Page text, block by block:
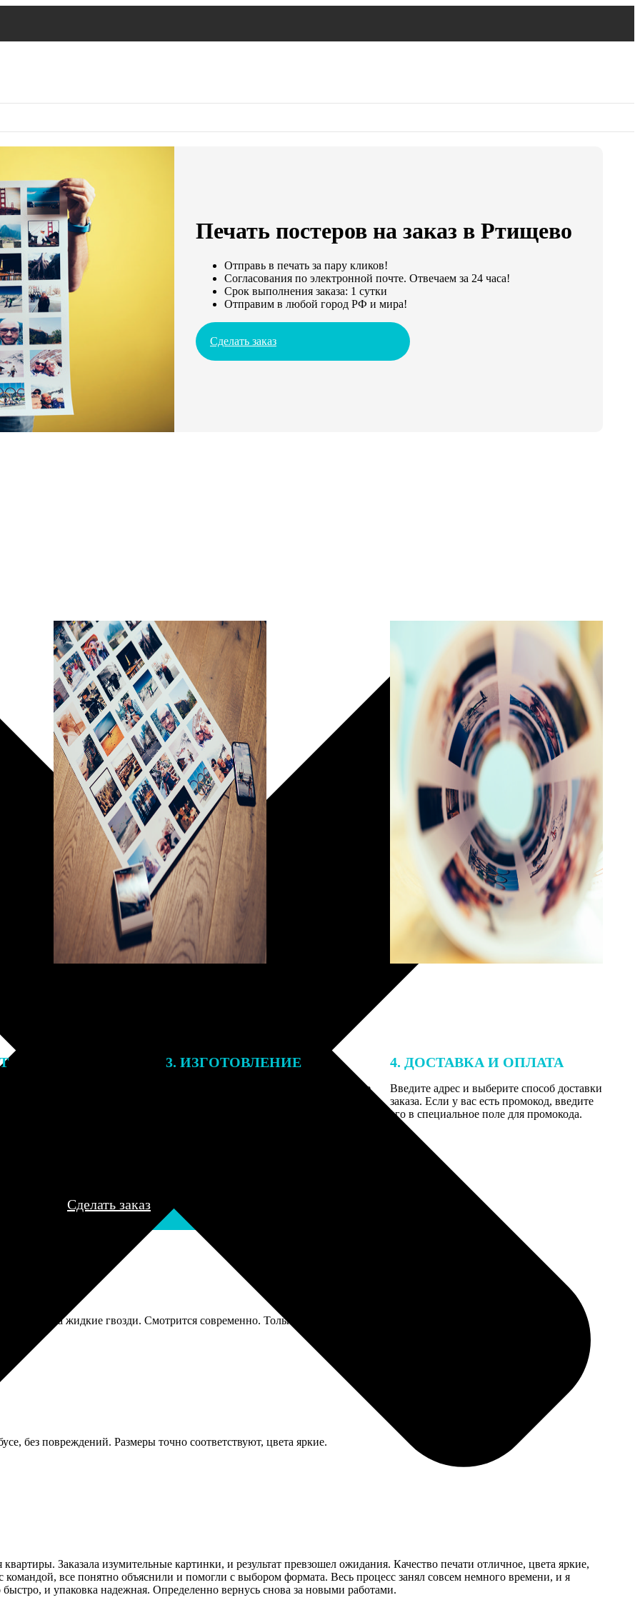
Печать постеров на заказ в Ртищево
Отправь в печать за пару кликов!
Согласования по электронной почте. Отвечаем за 24 часа!
Срок выполнения заказа: 1 сутки
Отправим в любой город РФ и мира!
Сделать заказ
заказа к печати
могут связаться с Вами
телефону или email для
деталей.
3. ИЗГОТОВЛЕНИЕ
Оплатите заказ банковской картой. После
оплаты получите подтверждение на email с
4. ДОСТАВКА И ОПЛАТА
Введите адрес и выберите способ доставки
заказа. Если у вас есть промокод, введите
его в специальное поле для промокода.
Сделать заказ
на жидкие гвозди. Смотрится современно. Только углы очень острые, чуть не порезался, когда распаковывал.
без повреждений. Размеры точно соответствуют, цвета яркие.
Заказала изумительные картинки, и результат превзошел ожидания. Качество печати отличное, цвета яркие,
все понятно объяснили и помогли с выбором формата. Весь процесс занял совсем немного времени, и я
и упаковка надежная. Определенно вернусь снова за новыми работами.